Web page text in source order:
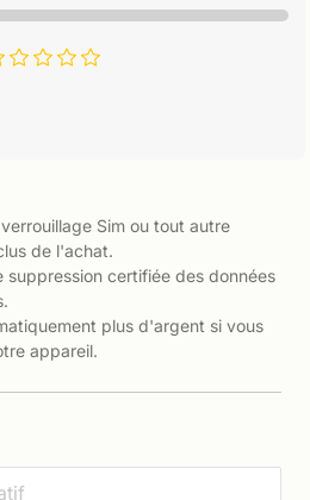
Sim ou tout autre
de l'achat.
suppression certifiée des données
plus d'argent si vous
appareil.